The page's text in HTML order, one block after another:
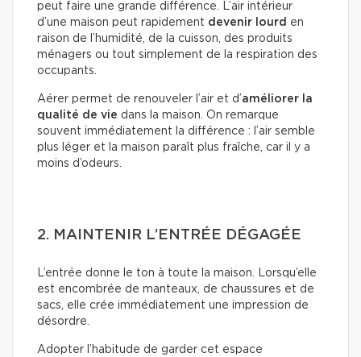
peut faire une grande différence. L’air intérieur
d’une maison peut rapidement devenir lourd en
raison de l’humidité, de la cuisson, des produits
ménagers ou tout simplement de la respiration des
occupants.
Aérer permet de renouveler l’air et d’améliorer la
qualité de vie dans la maison. On remarque
souvent immédiatement la différence : l’air semble
plus léger et la maison paraît plus fraîche, car il y a
moins d’odeurs.
2. MAINTENIR L’ENTRÉE DÉGAGÉE
L’entrée donne le ton à toute la maison. Lorsqu’elle
est encombrée de manteaux, de chaussures et de
sacs, elle crée immédiatement une impression de
désordre.
Adopter l’habitude de garder cet espace